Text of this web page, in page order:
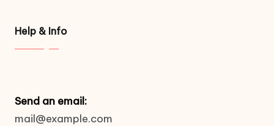
Help & Info
Send an email:
mail@example.com